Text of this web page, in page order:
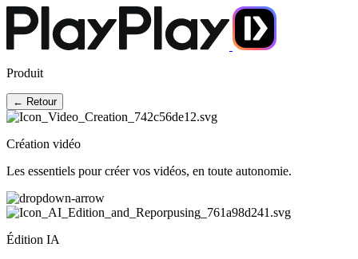
Produit
← Retour
Création vidéo
Les essentiels pour créer vos vidéos, en toute autonomie.
Édition IA